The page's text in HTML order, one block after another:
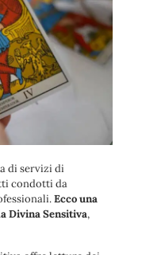
di servizi di
condotti da
Ecco una
Divina Sensitiva,